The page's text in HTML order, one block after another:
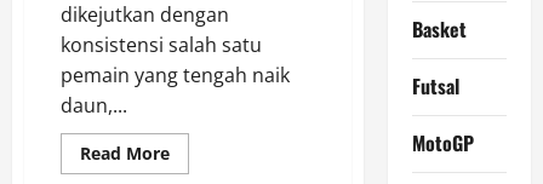
dikejutkan dengan
konsistensi salah satu
pemain yang tengah naik
daun,...
Read MoreRead
more
Basket
Futsal
MotoGP